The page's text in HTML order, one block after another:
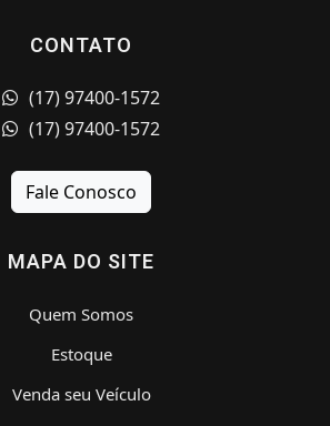
CONTATO
(17) 97400-1572
(17) 97400-1572
Fale Conosco
MAPA DO SITE
Quem Somos
Estoque
Venda seu Veículo